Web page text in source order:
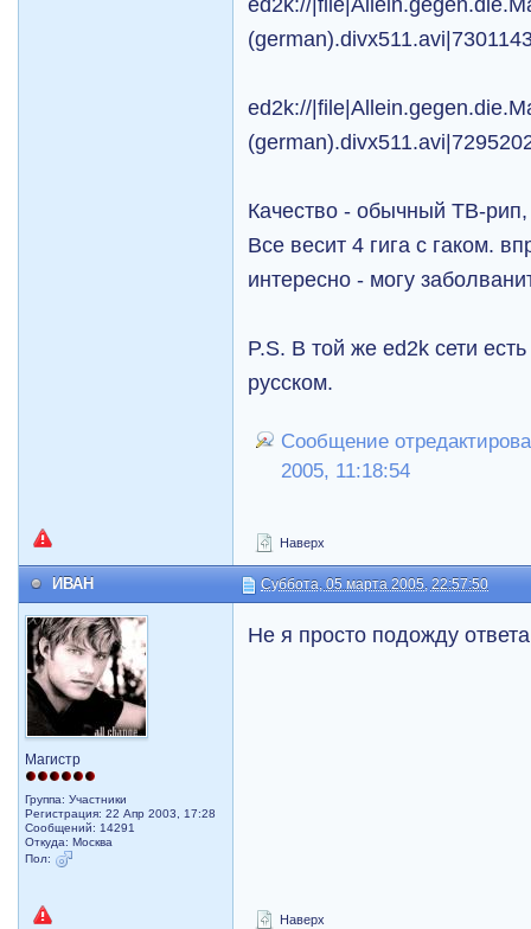
ed2k://
Качество - обычный ТВ-
Все весит 4 гига с гаком.
интересно - могу
P.S. В той же ed2k сети
русском.
Сообщение
2005, 11:18:54
Наверх
ИВАН Суббота, 05 марта 2005, 22:57:50
Магистр
Группа: Участники
Регистрация: 22 Апр 2003, 17:28
Сообщений: 14291
Откуда: Москва
Пол:
Не я просто подожду
Наверх